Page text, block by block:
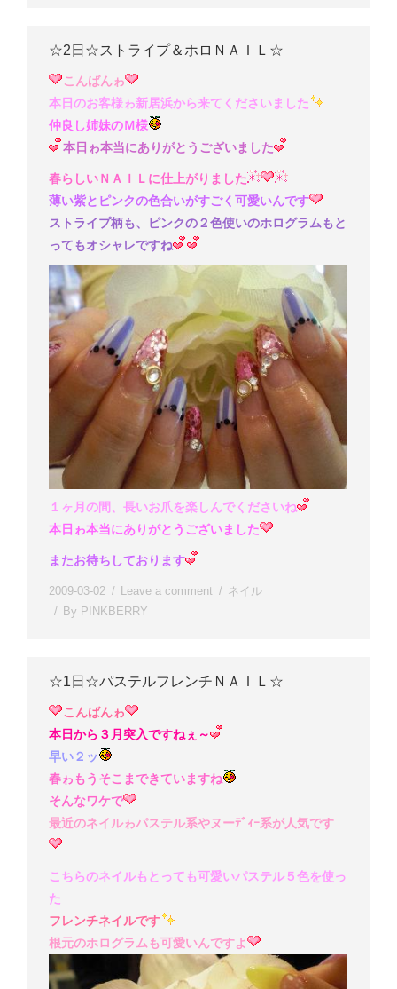
☆2日☆ストライプ＆ホロＮＡＩＬ☆
こんばんゎ
本日のお客様ゎ新居浜から来てくださいました
仲良し姉妹のＭ様
本日ゎ本当にありがとうございました
春らしいＮＡＩＬに仕上がりました
薄い紫とピンクの色合いがすごく可愛いんです
ストライプ柄も、ピンクの２色使いのホログラムもと
ってもオシャレですね
１ヶ月の間、長いお爪を楽しんでくださいね
本日ゎ本当にありがとうございました
またお待ちしております
2009-03-02 Leave a comment
ネイル
By PINKBERRY
☆1日☆パステルフレンチＮＡＩＬ☆
こんばんゎ
本日から３月突入ですねぇ～
早い２ッ
春ゎもうそこまできていますね
そんなワケで
最近のネイルゎパステル系やヌーﾃﾞｨｰ系が人気です
こちらのネイルもとっても可愛いパステル５色を使っ
た
フレンチネイルです
根元のホログラムも可愛いんですよ